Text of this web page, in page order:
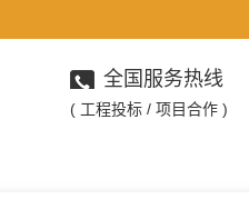
全国服务热线
( 工程投标 / 项目合作 )